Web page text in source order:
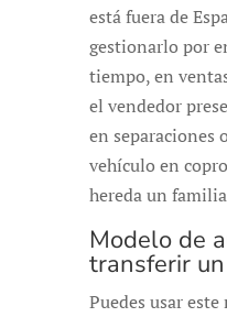
está fuera de
gestionarlo por
tiempo, en
el vendedor
en separaciones
vehículo en
hereda un
Modelo de
transferir
Puedes usar